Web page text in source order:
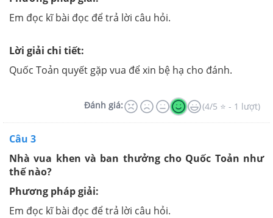
Em đọc kĩ bài đọc để trả lời câu hỏi.
Lời giải chi tiết:
Quốc Toản quyết gặp vua để xin bệ hạ cho đánh.
Đánh giá: (4/5 ⭐ - 1 lượt)
Câu 3
Nhà vua khen và ban thưởng cho Quốc Toản như
thế nào?
Phương pháp giải:
Em đọc kĩ bài đọc để trả lời câu hỏi.